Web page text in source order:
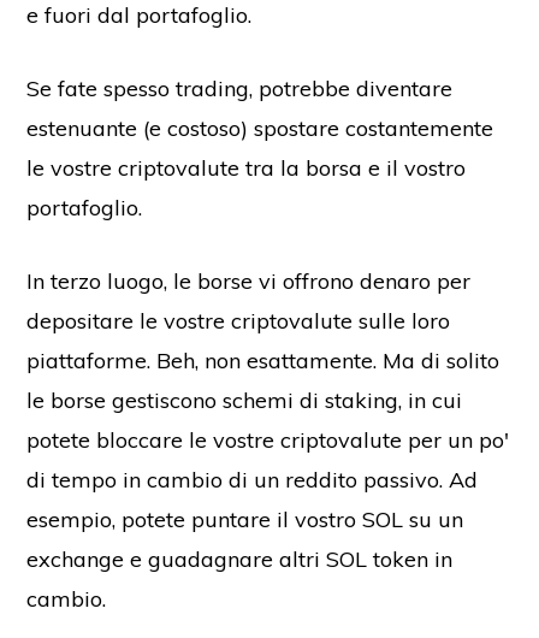
e fuori dal portafoglio.
Se fate spesso trading, potrebbe diventare
estenuante (e costoso) spostare costantemente
le vostre criptovalute tra la borsa e il vostro
portafoglio.
In terzo luogo, le borse vi offrono denaro per
depositare le vostre criptovalute sulle loro
piattaforme. Beh, non esattamente. Ma di solito
le borse gestiscono schemi di staking, in cui
potete bloccare le vostre criptovalute per un po'
di tempo in cambio di un reddito passivo. Ad
esempio, potete puntare il vostro SOL su un
exchange e guadagnare altri SOL token in
cambio.